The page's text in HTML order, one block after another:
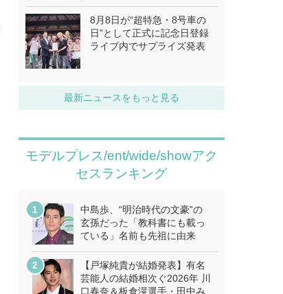
8月8日が“超特急・8号車の
日”として正式に記念日登録
ライブ内でサプライズ発表
最新ニュースをもっと見る
モデルプレス/ent/wide/showアク
セスランキング
中島歩、“明治時代の文豪”の
玄孫だった「教科書にも載っ
ている」名前も先祖に由来
【戸塚純貴が結婚発表】有名
芸能人の結婚相次ぐ2026年 川
口春奈＆板倉滉選手・田中み